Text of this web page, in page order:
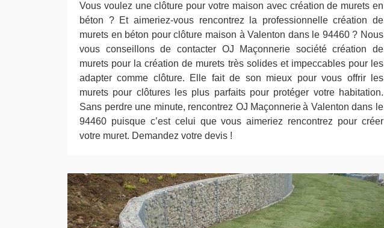
Vous voulez une clôture pour votre maison avec création de murets en
béton ? Et aimeriez-vous rencontrez la professionnelle création de
murets en béton pour clôture maison à Valenton dans le 94460 ? Nous
vous conseillons de contacter OJ Maçonnerie société création de
murets pour la création de murets très solides et impeccables pour les
adapter comme clôture. Elle fait de son mieux pour vous offrir les
murets pour clôtures les plus parfaits pour protéger votre habitation.
Sans perdre une minute, rencontrez OJ Maçonnerie à Valenton dans le
94460 puisque c’est celui que vous aimeriez rencontrez pour créer
votre muret. Demandez votre devis !